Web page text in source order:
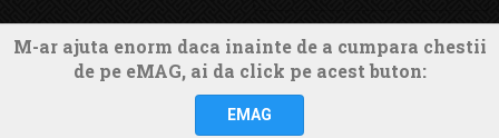
M-ar ajuta enorm daca inainte de a cumpara chestii
de pe eMAG, ai da click pe acest buton:
EMAG